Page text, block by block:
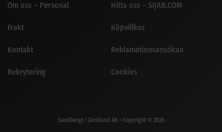
Om oss – Personal
Frakt
Kontakt
Rekrytering
Hitta oss – SIJAB.COM
Köpvillkor
Reklamationsansökan
Cookies
Sandbergs i Jämtland AB - Copyright © 2026